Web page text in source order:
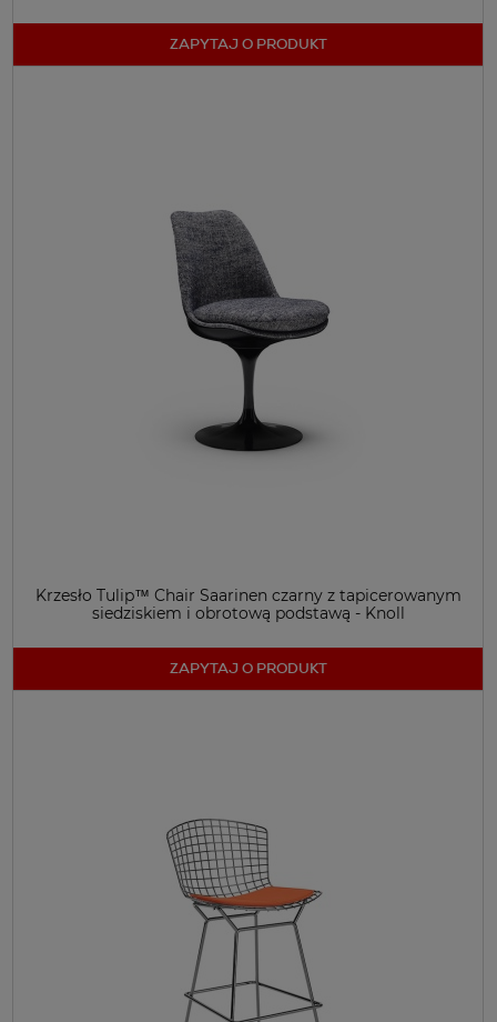
ZAPYTAJ O PRODUKT
Krzesło Tulip™ Chair Saarinen czarny z tapicerowanym
siedziskiem i obrotową podstawą - Knoll
ZAPYTAJ O PRODUKT